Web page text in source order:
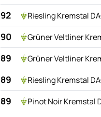
92 Riesling Kremstal
90 Grüner Veltliner
89 Grüner Veltliner
89 Riesling Kremstal
89 Pinot Noir Kremstal